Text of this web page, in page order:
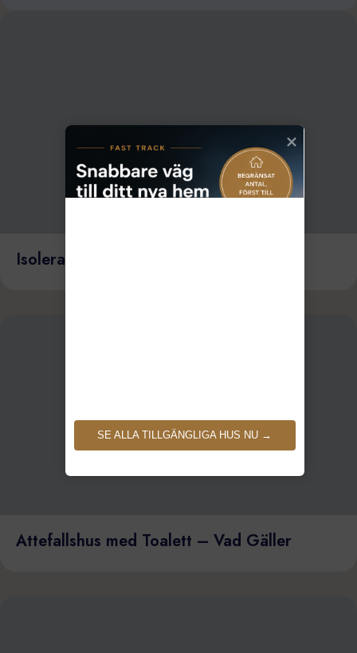
Isolerad Friggebod – Vad menas?
Attefallshus med Toalett – Vad Gäller
SE ALLA TILLGÄNGLIGA HUS NU →